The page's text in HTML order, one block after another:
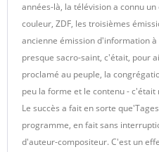
années-là, la télévision a connu
couleur, ZDF, les troisièmes
ancienne émission d'information
presque sacro-saint, c'était, pour
proclamé au peuple, la
peu la forme et le contenu -
Le succès a fait en sorte
programme, en fait sans
d'auteur-compositeur. C'est un